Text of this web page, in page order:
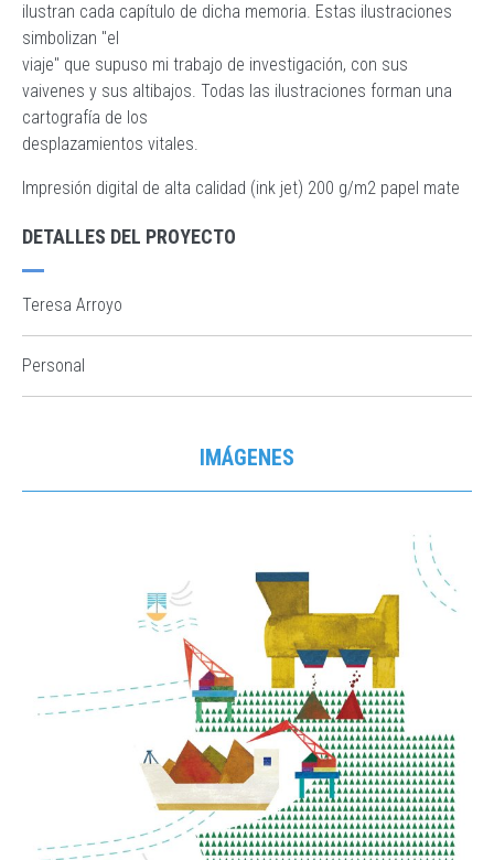
ilustran cada capítulo de dicha memoria. Estas ilustraciones
simbolizan "el
viaje" que supuso mi trabajo de investigación, con sus
vaivenes y sus altibajos. Todas las ilustraciones forman una
cartografía de los
desplazamientos vitales.
Impresión digital de alta calidad (ink jet) 200 g/m2 papel mate
DETALLES DEL PROYECTO
Teresa Arroyo
Personal
IMÁGENES